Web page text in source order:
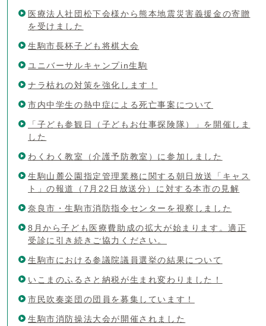
医療法人社団松下会様から熊本地震災害義援金の寄贈
を受けました
生駒市長杯子ども将棋大会
ユニバーサルキャンプin生駒
ナラ枯れの対策を強化します！
市内中学生の熱中症による死亡事案について
「子ども参観日（子どもお仕事探険隊）」を開催しま
した
わくわく教室（介護予防教室）に参加しました
生駒山麓公園指定管理業務に関する朝日放送「キャス
ト」の報道（7月22日放送分）に対する本市の見解
奈良市・生駒市消防指令センターを視察しました
8月から子ども医療費助成の拡大が始まります。適正
受診に引き続きご協力ください。
生駒市における参議院議員選挙の結果について
いこまのふるさと納税が生まれ変わりました！
市民吹奏楽団の団員を募集しています！
生駒市消防操法大会が開催されました